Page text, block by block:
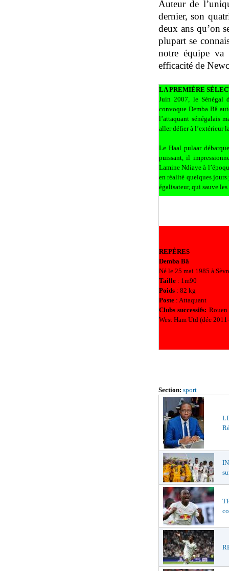
Auteur de
dernier, son
deux ans qu’on
plupart se
notre équipe
efficacité de
LA PREMIÈRE
Juin 2007, le Sénégal
convoque Demba Bâ
l’attaquant sénégalais
aller défier à l’extérieur
Le Haal pulaar
puissant, il
Lamine Ndiaye à
en réalité quelques
égalisateur, qui sauve
REPÈRES
Demba Bâ
Né le 25 mai 1985 à
Taille : 1m90
Poids : 82 kg
Poste : Attaquant
Clubs successifs:
West Ham Utd (déc
Section: sport